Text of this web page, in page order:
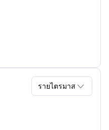
รายไตรมาส 